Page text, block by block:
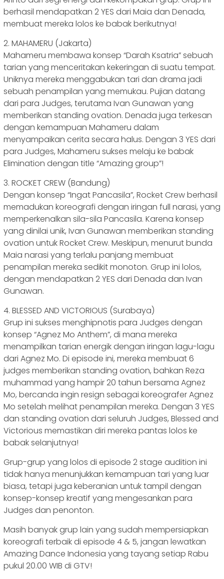
berhasil mendapatkan 2 YES dari Maia dan Denada,
membuat mereka lolos ke babak berikutnya!
2. MAHAMERU (Jakarta)
Mahameru membawa konsep “Darah Ksatria” sebuah
tarian yang menceritakan kekeringan di suatu tempat.
Uniknya mereka menggabukan tari dan drama jadi
sebuah penampilan yang memukau. Pujian datang
dari para Judges, terutama Ivan Gunawan yang
memberikan standing ovation. Denada juga terkesan
dengan kemampuan Mahameru dalam
menyampaikan cerita secara halus. Dengan 3 YES dari
para Judges, Mahameru sukses melaju ke babak
Elimination dengan title “Amazing group”!
3. ROCKET CREW (Bandung)
Dengan konsep “Ingat Pancasila”, Rocket Crew berhasil
memadukan koreografi dengan iringan full narasi, yang
memperkenalkan sila-sila Pancasila. Karena konsep
yang dinilai unik, Ivan Gunawan memberikan standing
ovation untuk Rocket Crew. Meskipun, menurut bunda
Maia narasi yang terlalu panjang membuat
penampilan mereka sedikit monoton. Grup ini lolos,
dengan mendapatkan 2 YES dari Denada dan Ivan
Gunawan.
4. BLESSED AND VICTORIOUS (Surabaya)
Grup ini sukses menghipnotis para Judges dengan
konsep “Agnez Mo Anthem”, di mana mereka
menampilkan tarian energik dengan iringan lagu-lagu
dari Agnez Mo. Di episode ini, mereka membuat 6
judges memberikan standing ovation, bahkan Reza
muhammad yang hampir 20 tahun bersama Agnez
Mo, bercanda ingin resign sebagai koreografer Agnez
Mo setelah melihat penampilan mereka. Dengan 3 YES
dan standing ovation dari seluruh Judges, Blessed and
Victorious memastikan diri mereka pantas lolos ke
babak selanjutnya!
Grup-grup yang lolos di episode 2 stage audition ini
tidak hanya menunjukkan kemampuan tari yang luar
biasa, tetapi juga keberanian untuk tampil dengan
konsep-konsep kreatif yang mengesankan para
Judges dan penonton.
Masih banyak grup lain yang sudah mempersiapkan
koreografi terbaik di episode 4 & 5, jangan lewatkan
Amazing Dance Indonesia yang tayang setiap Rabu
pukul 20.00 WIB di GTV!